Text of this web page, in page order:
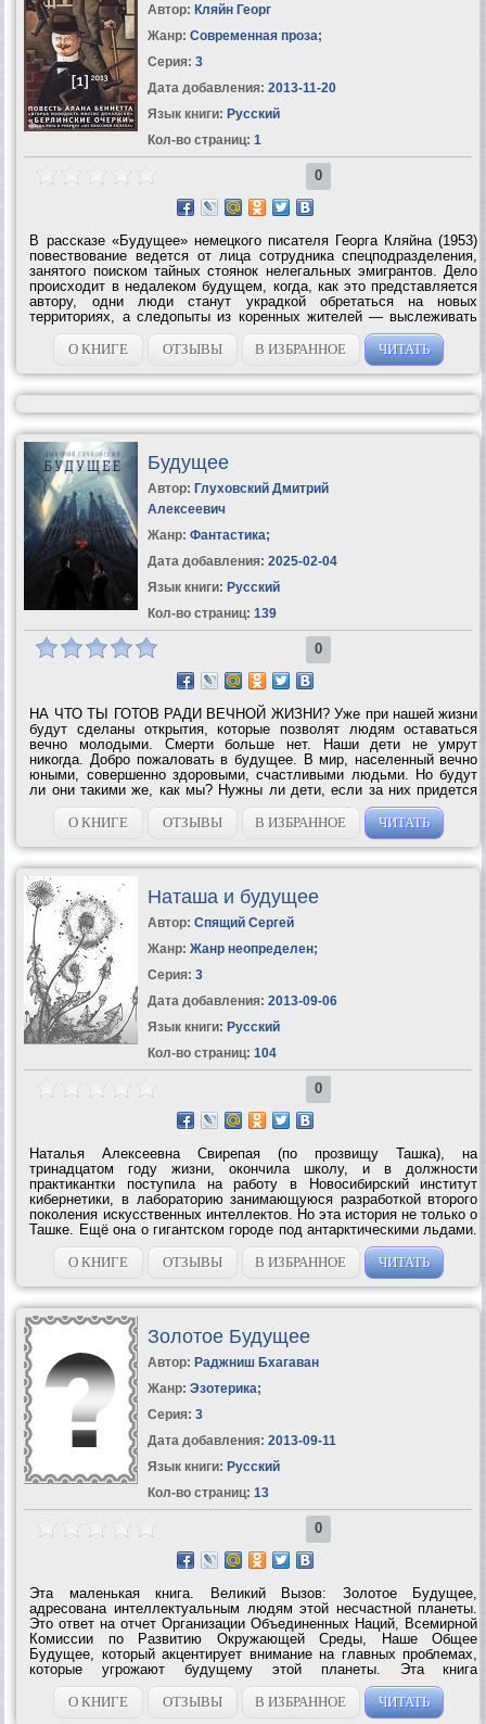
Автор: Кляйн Георг
Жанр: Современная проза;
Серия: 3
Дата добавления: 2013-11-20
Язык книги: Русский
Кол-во страниц: 1
0
В рассказе «Будущее» немецкого писателя Георга Кляйна (1953)
повествование ведется от лица сотрудника спецподразделения,
занятого поиском тайных стоянок нелегальных эмигрантов. Дело
происходит в недалеком будущем, когда, как это представляется
автору, одни люди станут украдкой обретаться на новых
территориях, а следопыты из коренных жителей — выслеживать
места обитания пришельцев. Перевод Анатолия...
О КНИГЕ
ОТЗЫВЫ В ИЗБРАННОЕ ЧИТАТЬ
Будущее
Автор: Глуховский Дмитрий
Алексеевич
Жанр: Фантастика;
Дата добавления: 2025-02-04
Язык книги: Русский
Кол-во страниц: 139
0
НА ЧТО ТЫ ГОТОВ РАДИ ВЕЧНОЙ ЖИЗНИ? Уже при нашей жизни
будут сделаны открытия, которые позволят людям оставаться
вечно молодыми. Смерти больше нет. Наши дети не умрут
никогда. Добро пожаловать в будущее. В мир, населенный вечно
юными, совершенно здоровыми, счастливыми людьми. Но будут
ли они такими же, как мы? Нужны ли дети, если за них придется
пожертвовать бессмертием? Нужна ли семья тем, кто не может
завести детей?...
О КНИГЕ ОТЗЫВЫ В ИЗБРАННОЕ ЧИТАТЬ
Наташа и будущее
Автор: Спящий Сергей
Жанр: Жанр неопределен;
Серия: 3
Дата добавления: 2013-09-06
Язык книги: Русский
Кол-во страниц: 104
0
Наталья Алексеевна Свирепая (по прозвищу Ташка), на
тринадцатом году жизни, окончила школу, и в должности
практикантки поступила на работу в Новосибирский институт
кибернетики, в лабораторию занимающуюся разработкой второго
поколения искусственных интеллектов. Но эта история не только о
Ташке. Ещё она о гигантском городе под антарктическими льдами.
О искусственных интеллектах и их непростыми отношениями с
программистами. О...
О КНИГЕ ОТЗЫВЫ В ИЗБРАННОЕ ЧИТАТЬ
Золотое Будущее
Автор: Раджниш Бхагаван
Жанр: Эзотерика;
Серия: 3
Дата добавления: 2013-09-11
Язык книги: Русский
Кол-во страниц: 13
0
Эта маленькая книга. Великий Вызов: Золотое Будущее,
адресована интеллектуальным людям этой несчастной планеты.
Это ответ на отчет Организации Объединенных Наций, Всемирной
Комиссии по Развитию Окружающей Среды, Наше Общее
Будущее, который акцентирует внимание на главных проблемах,
которые угрожают будущему этой планеты. Эта книга
представляет собой другой аспект видения Ошо, предложение
жизнеспособному человечеству;...
О КНИГЕ ОТЗЫВЫ В ИЗБРАННОЕ ЧИТАТЬ